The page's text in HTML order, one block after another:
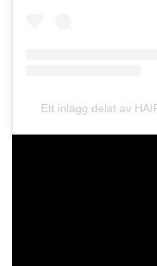
Ett inlägg delat av